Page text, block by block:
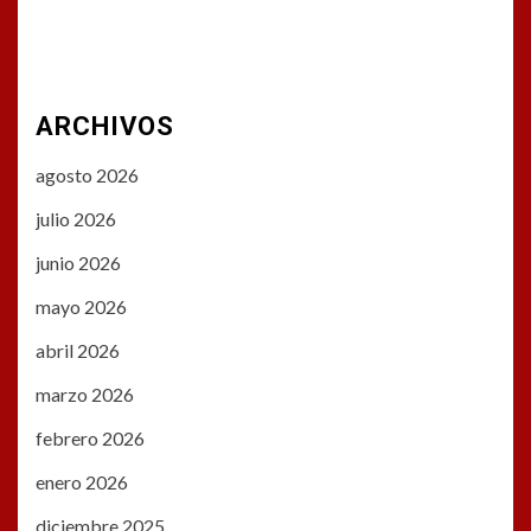
ARCHIVOS
agosto 2026
julio 2026
junio 2026
mayo 2026
abril 2026
marzo 2026
febrero 2026
enero 2026
diciembre 2025